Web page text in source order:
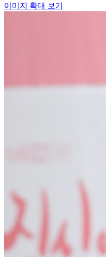
이미지 확대 보기